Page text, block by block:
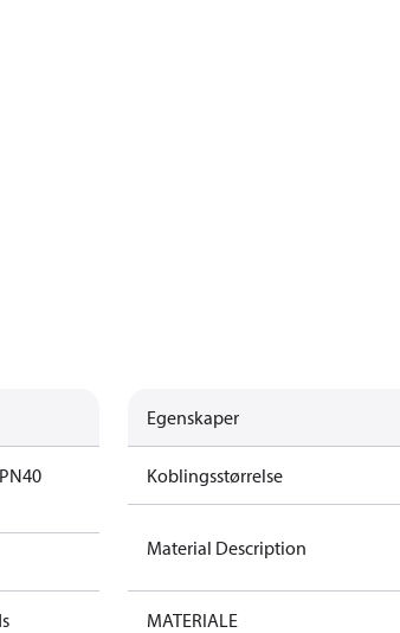
Egenskaper
Koblingsstørrelse
Material Description
MATERIALE